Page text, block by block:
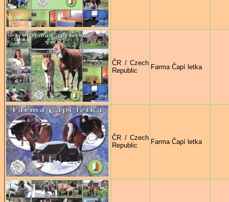
ČR / Czech
Republic
Farma Čapí letka
ČR / Czech
Republic
Farma Čapí letka